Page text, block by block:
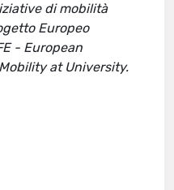
di mobilità
Europeo
- European
at University.